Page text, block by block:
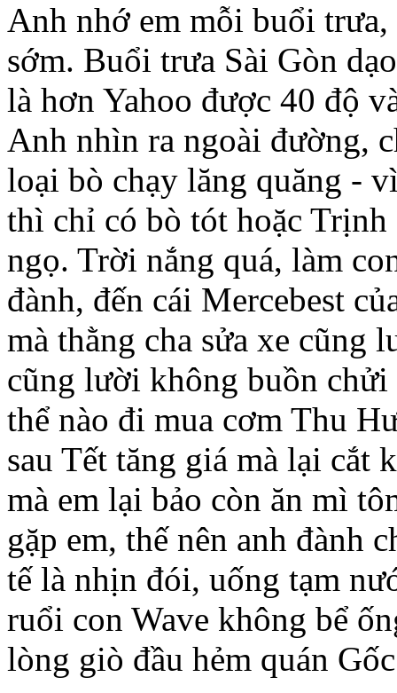
Anh nhớ em mỗi buổi
sớm. Buổi trưa Sài Gòn
là hơn Yahoo được 40 độ
Anh nhìn ra ngoài đường,
loại bò chạy lăng quăng -
thì chỉ có bò tót hoặc
ngọ. Trời nắng quá, làm
đành, đến cái Mercebest
mà thằng cha sửa xe cũng
cũng lười không buồn chửi
thể nào đi mua cơm Thu
sau Tết tăng giá mà lại cắt
mà em lại bảo còn ăn mì
gặp em, thế nên anh đành
tế là nhịn đói, uống tạm
ruổi con Wave không bể
lòng giò đầu hẻm quán